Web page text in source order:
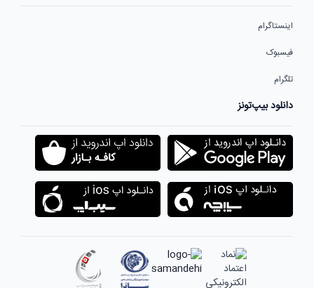
اینستاگرام
فیسبوک
تلگرام
دانلود بیپ‌تونز